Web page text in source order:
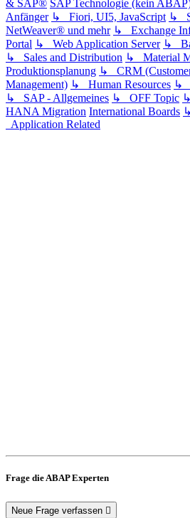
& SAP® SAP Technologie (kein
Anfänger ↳ Fiori, UI5, JavaScript ↳
NetWeaver® und mehr ↳ Exchange
Portal ↳ Web Application Server ↳
↳ Sales and Distribution ↳ Material
Produktionsplanung ↳ CRM
Management) ↳ Human Resources ↳
↳ SAP - Allgemeines ↳ OFF Topic
HANA Migration International Boards
Application Related
Frage die ABAP Experten
Neue Frage verfassen